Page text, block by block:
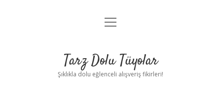
Anasayfa
Yasal Uyarı
menüyü
Tarz Dolu Tüyolar
Şıklıkla dolu eğlenceli alışveriş fikirleri!